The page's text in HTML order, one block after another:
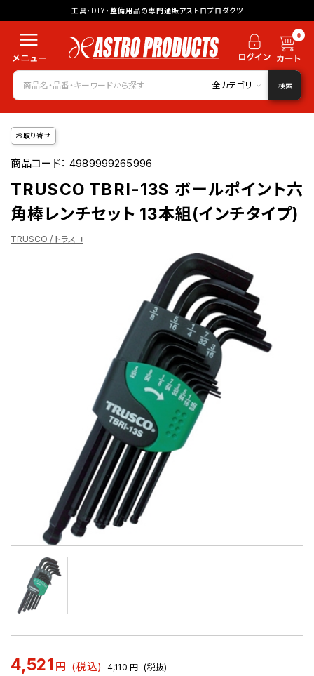
工具・DIY・整備用品の専門通販アストロプロダクツ
0
全カテゴリ 検索
お取り寄せ
商品コード：4989999265996
TRUSCO TBRI-13S ボールポイント六
角棒レンチセット 13本組(インチタイプ)
TRUSCO / トラスコ
4,521 円 (税込) 4,110 円 (税抜)